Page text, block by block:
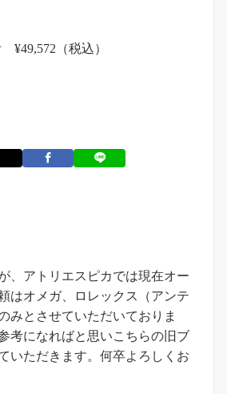
¥49,572（税込）
、アトリエスピカでは現在オー
はオメガ、ロレックス（アンテ
みとさせていただいておりま
考になればと思いこちらの旧ブ
いただきます。何卒よろしくお